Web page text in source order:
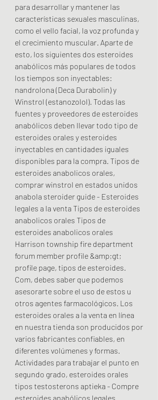
para desarrollar y mantener las
características sexuales masculinas,
como el vello facial, la voz profunda y
el crecimiento muscular. Aparte de
esto, los siguientes dos esteroides
anabólicos más populares de todos
los tiempos son inyectables:
nandrolona (Deca Durabolin) y
Winstrol (estanozolol). Todas las
fuentes y proveedores de esteroides
anabólicos deben llevar todo tipo de
esteroides orales y esteroides
inyectables en cantidades iguales
disponibles para la compra. Tipos de
esteroides anabolicos orales,
comprar winstrol en estados unidos
anabola steroider guide - Esteroides
legales a la venta Tipos de esteroides
anabolicos orales Tipos de
esteroides anabolicos orales
Harrison township fire department
forum member profile &amp;gt;
profile page, tipos de esteroides.
Com, debes saber que podemos
asesorarte sobre el uso de estos u
otros agentes farmacológicos. Los
esteroides orales a la venta en línea
en nuestra tienda son producidos por
varios fabricantes confiables, en
diferentes volúmenes y formas.
Actividades para trabajar el punto en
segundo grado, esteroides orales
tipos testosterons aptieka - Compre
esteroides anabólicos legales